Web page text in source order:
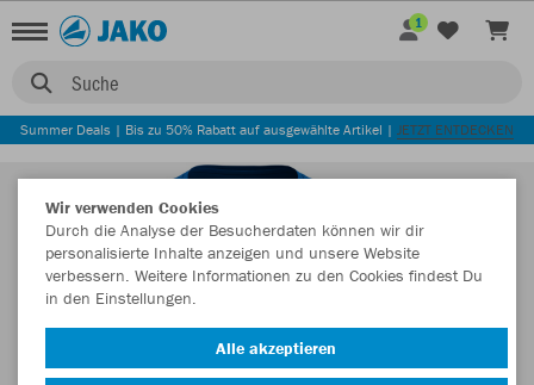
Suche
1
Summer Deals | Bis zu 50% Rabatt auf ausgewählte Artikel | JETZT ENTDECKEN
Wir verwenden Cookies
Durch die Analyse der Besucherdaten können wir dir
personalisierte Inhalte anzeigen und unsere Website
verbessern. Weitere Informationen zu den Cookies findest Du
in den Einstellungen.
Alle akzeptieren